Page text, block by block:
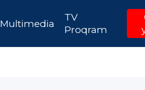
Multimedia
TV
Proqram